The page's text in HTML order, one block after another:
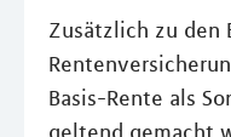
Zusätzlich zu den
Basis-Rente als